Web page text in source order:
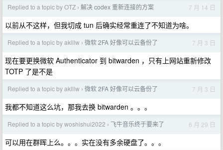
Replied to a topic by OTZ › 解决 codex 重新连接的方案 7 月 14 日
以前从不这样，但我切成 tun 后确实经常重连了不知道为啥。
Replied to a topic by aklllw › 微软 2FA 好像可以云备份了 7 月 3 日
现在要更换微软 Authenticator 到 bitwarden ，只有上网站重新修改
TOTP 了是不是
Replied to a topic by aklllw › 微软 2FA 好像可以云备份了 7 月 3 日
我都不知道这么坑，那我去换 bitwarden 。。。
Replied to a topic by woshishui2022 › 飞牛音乐终于要来了 6 月 29 日
可以用在群晖上么。。。实在没有多余硬盘了。。。